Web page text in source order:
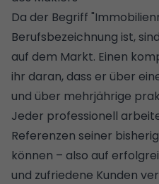
Da der Begriff
Berufsbezeichnung ist,
auf dem Markt. Einen
ihr daran, dass er über
und über mehrjährige
Jeder professionell
Referenzen seiner
können – also auf
und zufriedene Kunden